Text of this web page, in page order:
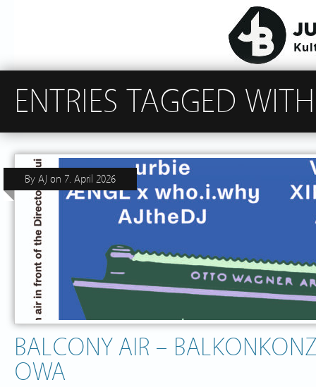
ENTRIES TAGGED
BALCONY AIR –
OWA
By AJ on 7. April 2026